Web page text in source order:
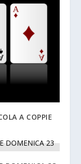
A COPPIE